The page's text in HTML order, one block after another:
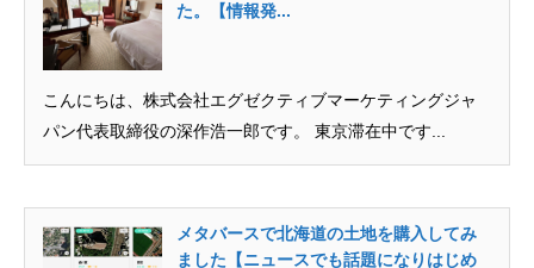
た。【情報発...
こんにちは、株式会社エグゼクティブマーケティングジャ
パン代表取締役の深作浩一郎です。 東京滞在中です...
メタバースで北海道の土地を購入してみ
ました【ニュースでも話題になりはじめ